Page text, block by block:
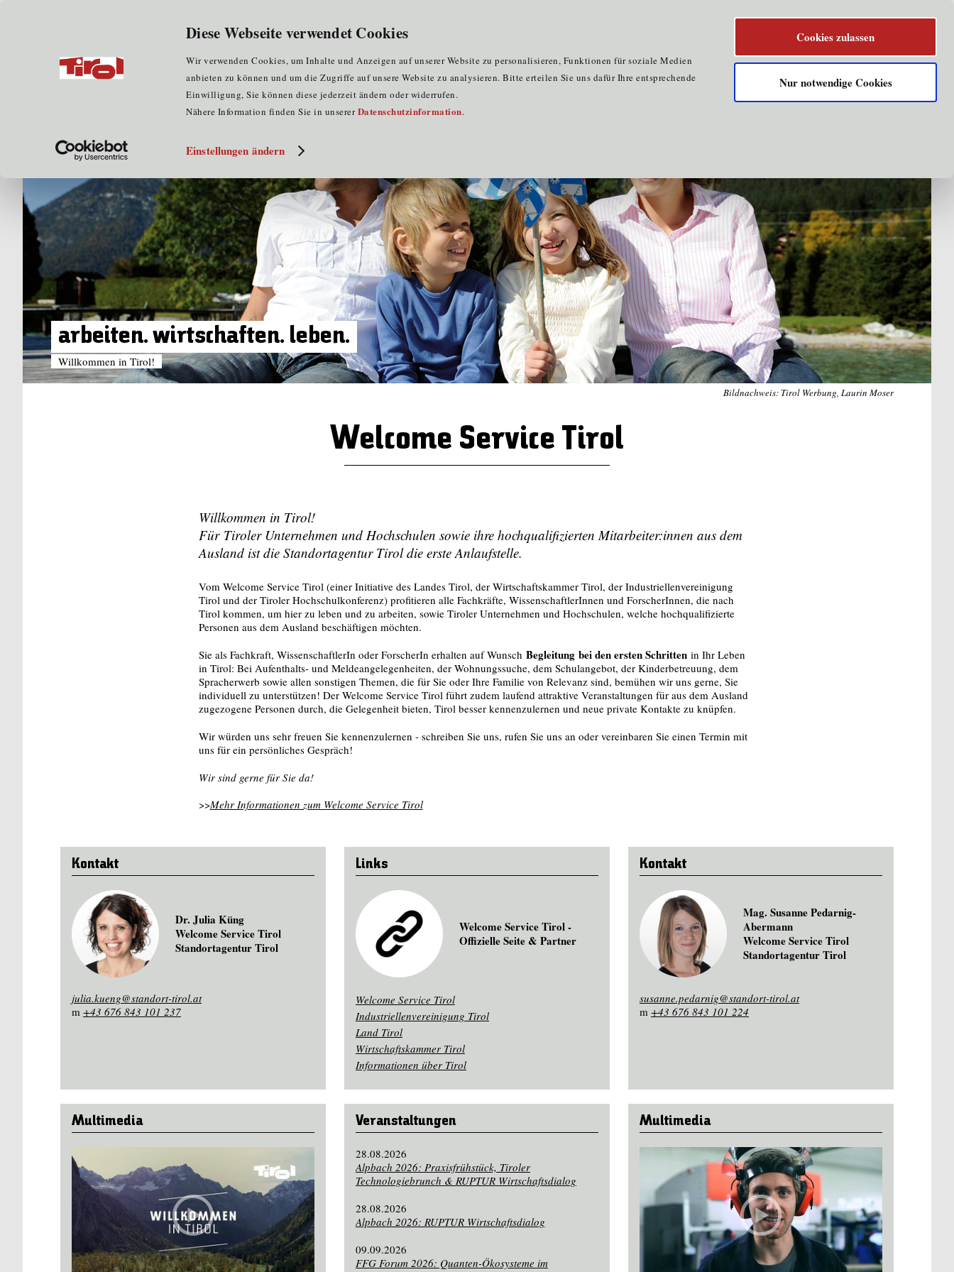
Diese Webseite verwendet Cookies
Wir verwenden Cookies, um Inhalte und Anzeigen auf unserer Website zu personalisieren, Funktionen für soziale Medien
anbieten zu können und um die Zugriffe auf unsere Website zu analysieren. Bitte erteilen Sie uns dafür Ihre entsprechende
Einwilligung, Sie können diese jederzeit ändern oder widerrufen.
Nähere Information finden Sie in unsererDatenschutzinformation.
Einstellungen ändern
Cookies zulassen
Nur notwendige Cookies
Home für Unternehmen
Bildnachweis: Tirol Werbung, Laurin Moser
arbeiten. wirtschaften. leben.
Willkommen in Tirol!
Welcome Service Tirol
Willkommen in Tirol!
Für Tiroler Unternehmen und Hochschulen sowie ihre hochqualifizierten Mitarbeiter:innen aus dem
Ausland ist die Standortagentur Tirol die erste Anlaufstelle.
Vom Welcome Service Tirol (einer Initiative des Landes Tirol, der Wirtschaftskammer Tirol, der Industriellenvereinigung
Tirol und der Tiroler Hochschulkonferenz) profitieren alle Fachkräfte, WissenschaftlerInnen und ForscherInnen, die nach
Tirol kommen, um hier zu leben und zu arbeiten, sowie Tiroler Unternehmen und Hochschulen, welche hochqualifizierte
Personen aus dem Ausland beschäftigen möchten.
Sie als Fachkraft, WissenschaftlerIn oder ForscherIn erhalten auf Wunsch Begleitung bei den ersten Schritten in Ihr Leben
in Tirol: Bei Aufenthalts- und Meldeangelegenheiten, der Wohnungssuche, dem Schulangebot, der Kinderbetreuung, dem
Spracherwerb sowie allen sonstigen Themen, die für Sie oder Ihre Familie von Relevanz sind, bemühen wir uns gerne, Sie
individuell zu unterstützen! Der Welcome Service Tirol führt zudem laufend attraktive Veranstaltungen für aus dem Ausland
zugezogene Personen durch, die Gelegenheit bieten, Tirol besser kennenzulernen und neue private Kontakte zu knüpfen.
Wir würden uns sehr freuen Sie kennenzulernen - schreiben Sie uns, rufen Sie uns an oder vereinbaren Sie einen Termin mit
uns für ein persönliches Gespräch!
Wir sind gerne für Sie da!
>>Mehr Informationen zum Welcome Service Tirol
Kontakt
Dr. Julia Küng
Welcome Service Tirol
Standortagentur Tirol
julia.kueng@standort-tirol.at
m +43 676 843 101 237
Links
Welcome Service Tirol -
Offizielle Seite & Partner
Welcome Service Tirol
Industriellenvereinigung Tirol
Land Tirol
Wirtschaftskammer Tirol
Informationen über Tirol
Kontakt
Mag. Susanne Pedarnig-
Abermann
Welcome Service Tirol
Standortagentur Tirol
susanne.pedarnig@standort-tirol.at
m +43 676 843 101 224
Multimedia Veranstaltungen
28.08.2026
Alpbach 2026: Praxisfrühstück, Tiroler
Technologiebrunch & RUPTUR Wirtschaftsdialog
28.08.2026
Alpbach 2026: RUPTUR Wirtschaftsdialog
09.09.2026
FFG Forum 2026: Quanten-Ökosysteme im
Multimedia